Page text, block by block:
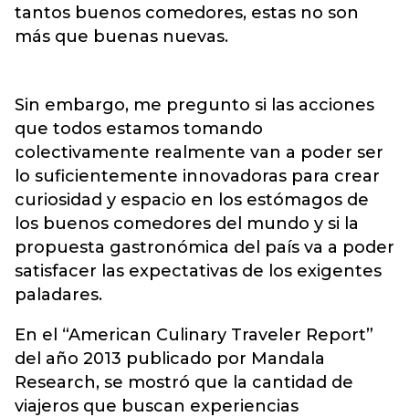
tantos buenos comedores, estas no son
más que buenas nuevas.
Sin embargo, me pregunto si las acciones
que todos estamos tomando
colectivamente realmente van a poder ser
lo suficientemente innovadoras para crear
curiosidad y espacio en los estómagos de
los buenos comedores del mundo y si la
propuesta gastronómica del país va a poder
satisfacer las expectativas de los exigentes
paladares.
En el “American Culinary Traveler Report”
del año 2013 publicado por Mandala
Research, se mostró que la cantidad de
viajeros que buscan experiencias